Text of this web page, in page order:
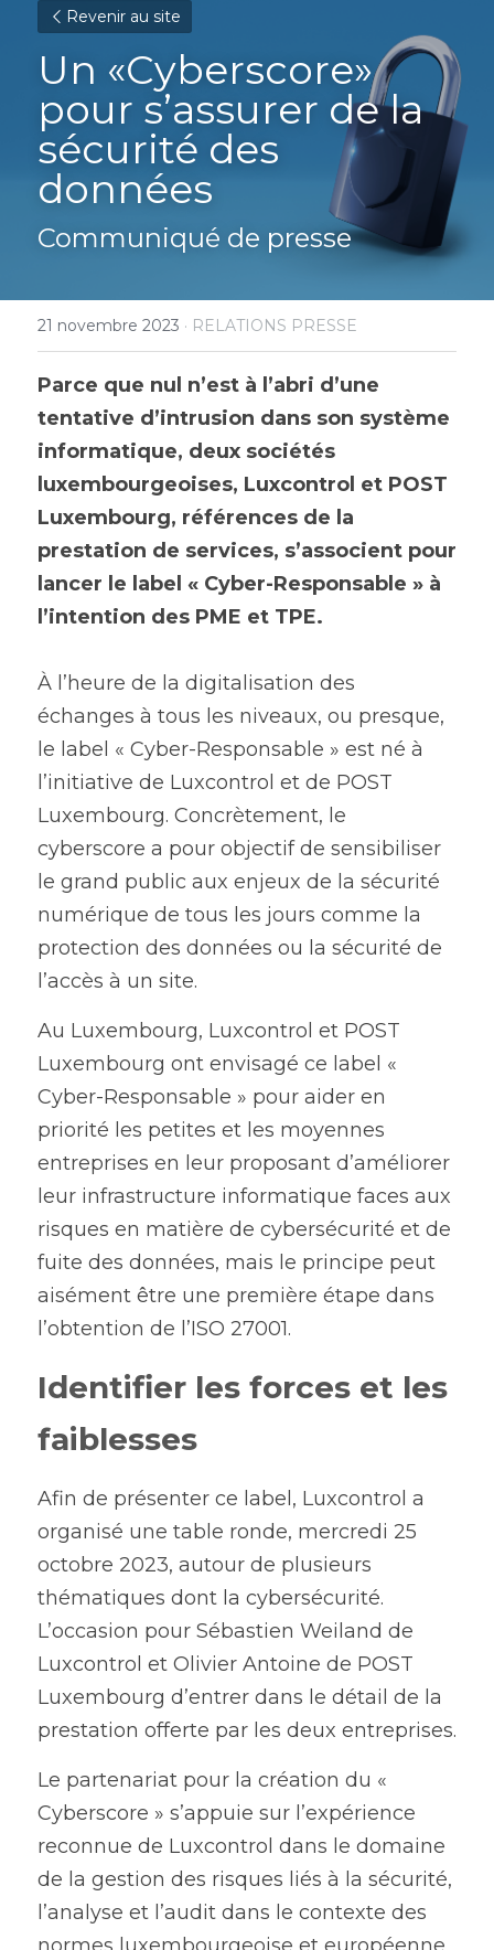
Revenir au site
Un «Cyberscore»
pour s’assurer de la
sécurité des
données
Communiqué de presse
21 novembre 2023 · RELATIONS PRESSE
Parce que nul n’est à l’abri d’une
tentative d’intrusion dans son système
informatique, deux sociétés
luxembourgeoises, Luxcontrol et POST
Luxembourg, références de la
prestation de services, s’associent pour
lancer le label « Cyber-Responsable » à
l’intention des PME et TPE.
À l’heure de la digitalisation des
échanges à tous les niveaux, ou presque,
le label « Cyber-Responsable » est né à
l’initiative de Luxcontrol et de POST
Luxembourg. Concrètement, le
cyberscore a pour objectif de sensibiliser
le grand public aux enjeux de la sécurité
numérique de tous les jours comme la
protection des données ou la sécurité de
l’accès à un site.
Au Luxembourg, Luxcontrol et POST
Luxembourg ont envisagé ce label «
Cyber-Responsable » pour aider en
priorité les petites et les moyennes
entreprises en leur proposant d’améliorer
leur infrastructure informatique faces aux
risques en matière de cybersécurité et de
fuite des données, mais le principe peut
aisément être une première étape dans
l’obtention de l’ISO 27001.
Identifier les forces et les
faiblesses
Afin de présenter ce label, Luxcontrol a
organisé une table ronde, mercredi 25
octobre 2023, autour de plusieurs
thématiques dont la cybersécurité.
L’occasion pour Sébastien Weiland de
Luxcontrol et Olivier Antoine de POST
Luxembourg d’entrer dans le détail de la
Le partenariat pour la création du «
Cyberscore » s’appuie sur l’expérience
reconnue de Luxcontrol dans le domaine
de la gestion des risques liés à la sécurité,
l’analyse et l’audit dans le contexte des